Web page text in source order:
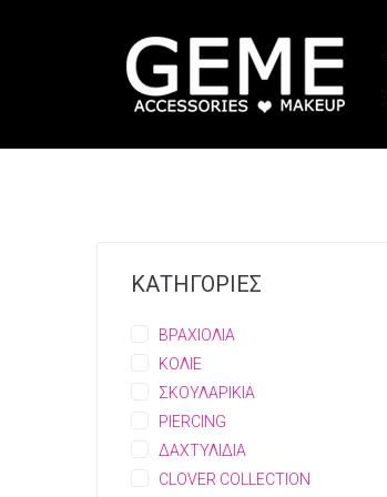
ΚΑΤΗΓΟΡΙΕΣ
ΒΡΑΧΙΟΛΙΑ
ΚΟΛΙΕ
ΣΚΟΥΛΑΡΙΚΙΑ
PIERCING
ΔΑΧΤΥΛΙΔΙΑ
CLOVER COLLECTION